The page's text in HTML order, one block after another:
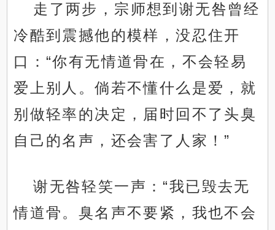
走了两步，宗师想到谢无咎曾经
冷酷到震撼他的模样，没忍住开
口：“你有无情道骨在，不会轻易
爱上别人。倘若不懂什么是爱，就
别做轻率的决定，届时回不了头臭
自己的名声，还会害了人家！”
谢无咎轻笑一声：“我已毁去无
情道骨。臭名声不要紧，我也不会